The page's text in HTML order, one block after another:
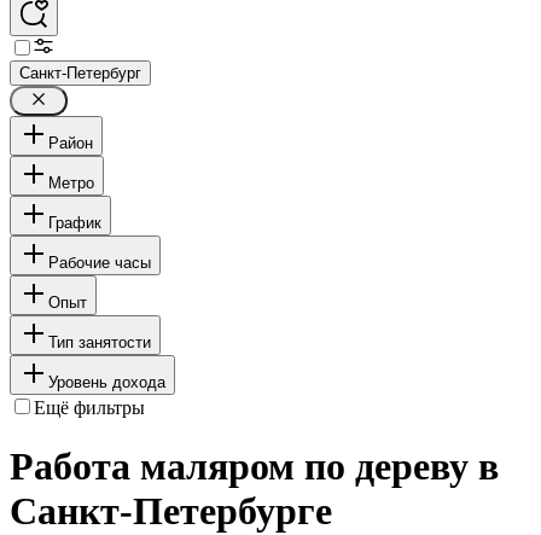
Санкт-Петербург
Район
Метро
График
Рабочие часы
Опыт
Тип занятости
Уровень дохода
Ещё фильтры
Работа маляром по дереву в
Санкт-Петербурге